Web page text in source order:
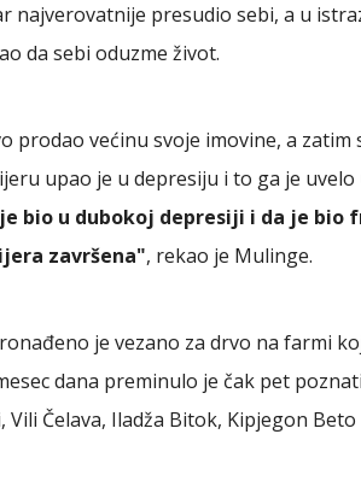
najverovatnije presudio sebi, a u
da sebi oduzme život.
prodao većinu svoje imovine, a zatim
upao je u depresiju i to ga je uvelo
bio u dubokoj depresiji i da je bio
završena", rekao je Mulinge.
je vezano za drvo na farmi
dana preminulo je čak pet
Čelava, Iladža Bitok, Kipjegon Beto